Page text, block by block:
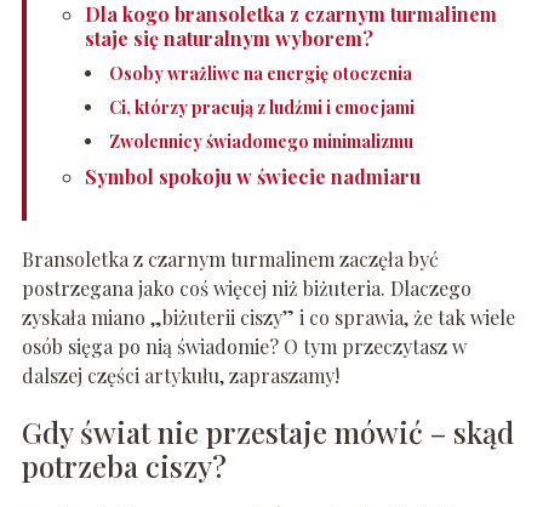
Dla kogo bransoletka z czarnym turmalinem
staje się naturalnym wyborem?
Osoby wrażliwe na energię otoczenia
Ci, którzy pracują z ludźmi i emocjami
Zwolennicy świadomego minimalizmu
Symbol spokoju w świecie nadmiaru
Bransoletka z czarnym turmalinem zaczęła być
postrzegana jako coś więcej niż biżuteria. Dlaczego
zyskała miano „biżuterii ciszy” i co sprawia, że tak wiele
osób sięga po nią świadomie? O tym przeczytasz w
dalszej części artykułu, zapraszamy!
Gdy świat nie przestaje mówić – skąd
potrzeba ciszy?